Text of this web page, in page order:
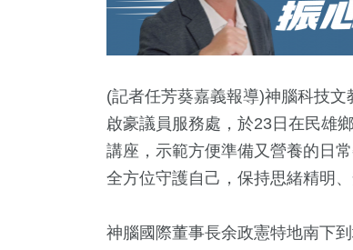
(記者任芳葵嘉義報導)神腦科技
啟豪議員服務處，於23日在民雄
講座，示範方便準備又營養的日
全方位守護自己，保持思緒精明、
神腦國際董事長余政憲特地南下